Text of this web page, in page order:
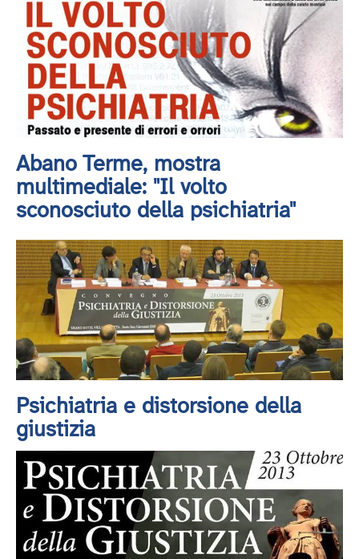
Abano Terme, mostra
multimediale: "Il volto
sconosciuto della psichiatria"
Psichiatria e distorsione della
giustizia